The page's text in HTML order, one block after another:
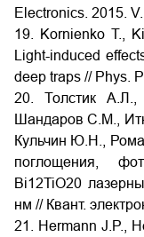
Electronics. 2015.
19. Kornienko T.,
Light-induced
deep traps // Phys.
20. Толстик А.Л.,
Шандаров С.М.,
Кульчин Ю.Н.,
поглощения,
Bi12TiO20
нм // Квант.
21. Hermann J.P.,